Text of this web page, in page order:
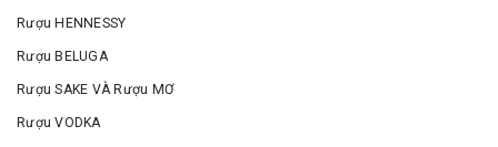
Rượu HENNESSY
Rượu BELUGA
Rượu SAKE VÀ Rượu MƠ
Rượu VODKA